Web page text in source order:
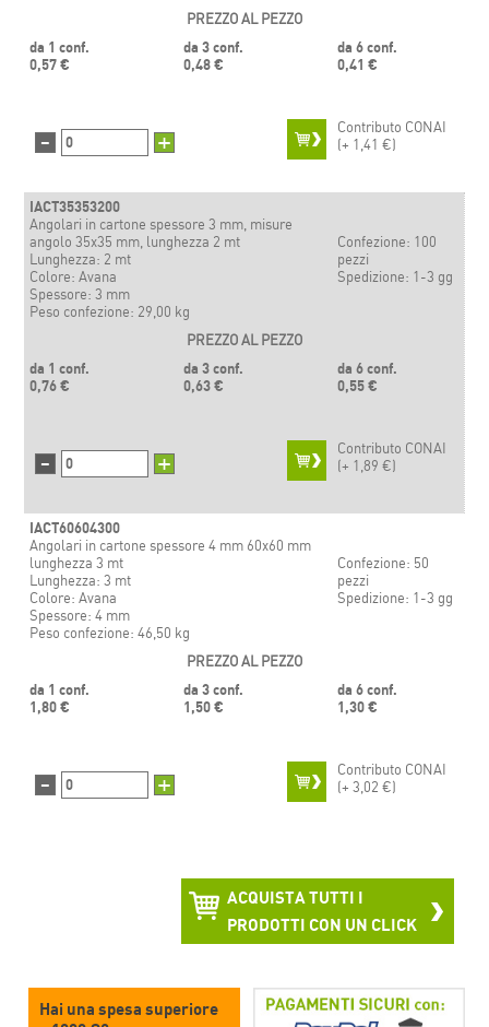
PREZZO AL PEZZO
da 1 conf.
0,57 €
da 3 conf.
0,48 €
da 6 conf.
0,41 €
- +
Contributo CONAI
(+ 1,41 €)
IACT35353200
Angolari in cartone spessore 3 mm, misure
angolo 35x35 mm, lunghezza 2 mt
Lunghezza: 2 mt
Colore: Avana
Spessore: 3 mm
Peso confezione: 29,00 kg
Confezione: 100
pezzi
Spedizione: 1-3 gg
PREZZO AL PEZZO
da 1 conf.
0,76 €
da 3 conf.
0,63 €
da 6 conf.
0,55 €
- +
Contributo CONAI
(+ 1,89 €)
IACT60604300
Angolari in cartone spessore 4 mm 60x60 mm
lunghezza 3 mt
Lunghezza: 3 mt
Colore: Avana
Spessore: 4 mm
Peso confezione: 46,50 kg
Confezione: 50
pezzi
Spedizione: 1-3 gg
PREZZO AL PEZZO
da 1 conf.
1,80 €
da 3 conf.
1,50 €
da 6 conf.
1,30 €
- +
Contributo CONAI
(+ 3,02 €)
ACQUISTA TUTTI I
PRODOTTI CON UN CLICK
Hai una spesa superiore